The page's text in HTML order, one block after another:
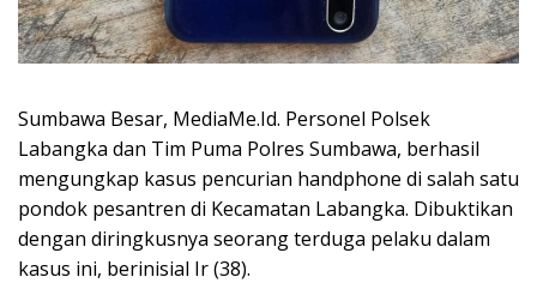
Sumbawa Besar, MediaMe.Id. Personel Polsek
Labangka dan Tim Puma Polres Sumbawa, berhasil
mengungkap kasus pencurian handphone di salah satu
pondok pesantren di Kecamatan Labangka. Dibuktikan
dengan diringkusnya seorang terduga pelaku dalam
kasus ini, berinisial Ir (38).